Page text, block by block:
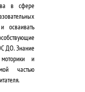
в сфере
осваивать
ДО. Знание
и
частью